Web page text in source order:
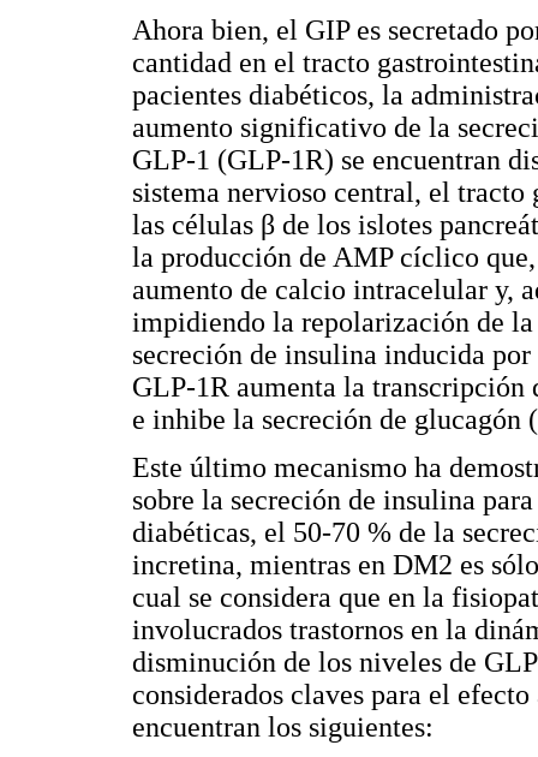
Ahora bien, el GIP es secretado
cantidad en el tracto
pacientes diabéticos, la
aumento significativo de la
GLP-1 (GLP-1R) se encuentran
sistema nervioso central, el
las células β de los islotes
la producción de AMP cíclico
aumento de calcio intracelular y,
impidiendo la repolarización de
secreción de insulina inducida
GLP-1R aumenta la
e inhibe la secreción de glucagón
Este último mecanismo ha
sobre la secreción de insulina
diabéticas, el 50-70 % de la
incretina, mientras en DM2 es
cual se considera que en la
involucrados trastornos en la
disminución de los niveles de
considerados claves para el
encuentran los siguientes: